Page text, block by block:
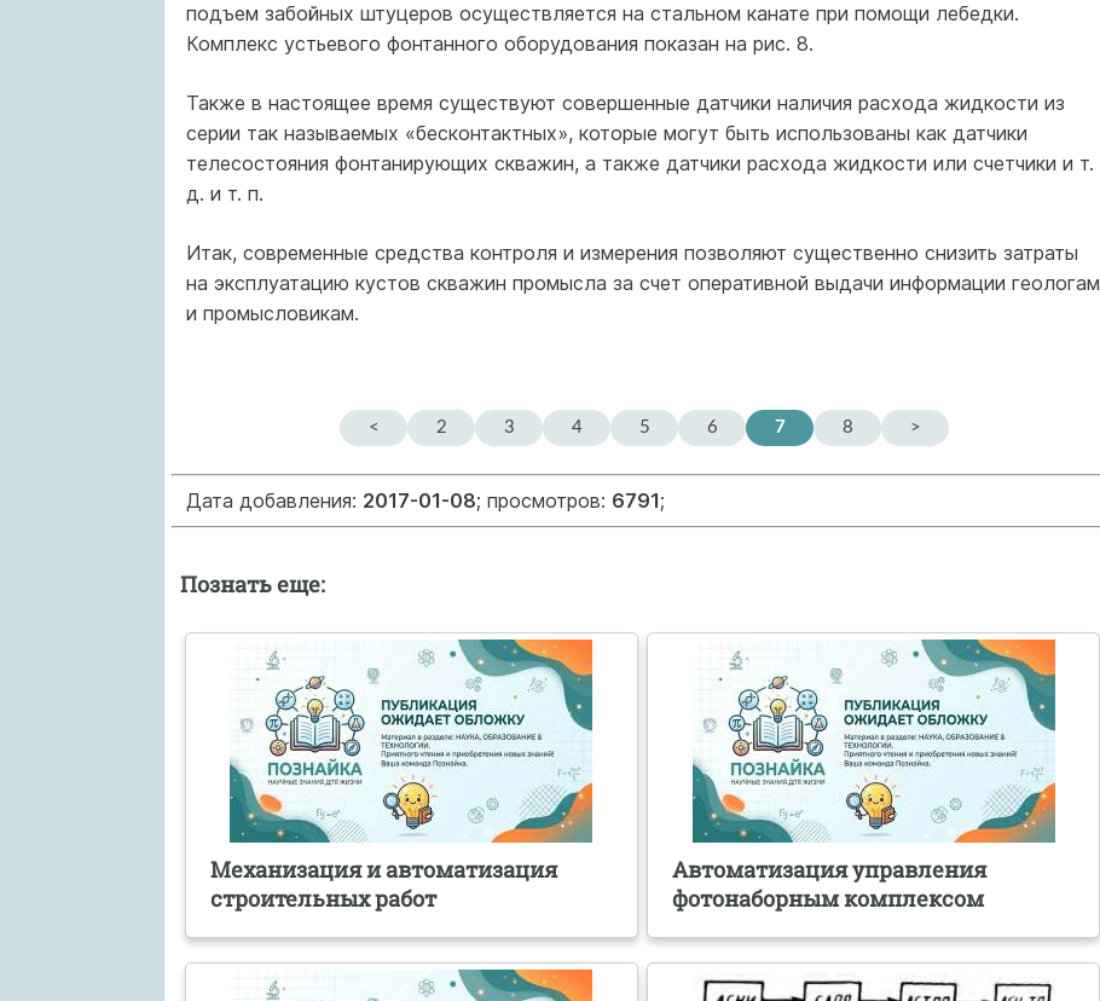
подъем забойных штуцеров осуществляется на стальном канате при помощи лебедки.
Комплекс устьевого фонтанного оборудования показан на рис. 8.
Также в настоящее время существуют совершенные датчики наличия расхода жидкости из
серии так называемых «бесконтактных», которые могут быть использованы как датчики
телесостояния фонтанирующих скважин, а также датчики расхода жидкости или счетчики и т.
д. и т. п.
Итак, современные средства контроля и измерения позволяют существенно снизить затраты
на эксплуатацию кустов скважин промысла за счет оперативной выдачи информации геологам
и промысловикам.
< 2 3 4 5 6 7 8 >
Дата добавления: 2017-01-08; просмотров: 6791;
Познать еще:
Механизация и автоматизация
строительных работ
Автоматизация управления
фотонаборным комплексом